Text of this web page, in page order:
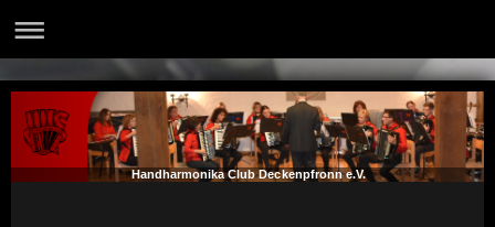
Handharmonika Club Deckenpfronn e.V.